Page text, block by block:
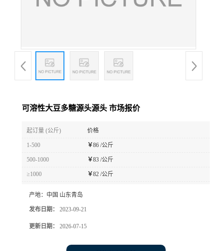
可溶性大豆多糖源头源头 市场报价
起订量 (公斤) 价格
1-500 ￥86 /公斤
500-1000 ￥83 /公斤
≥1000 ￥82 /公斤
产地： 中国 山东青岛
发布日期： 2023-09-21
更新日期： 2026-07-15